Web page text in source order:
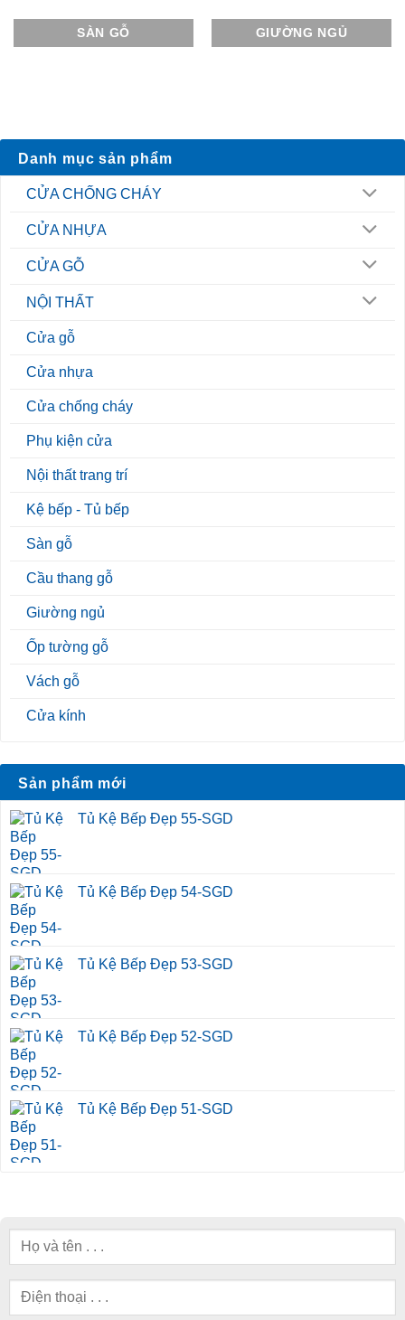
SÀN GỖ GIƯỜNG NGỦ
Danh mục sản phẩm
CỬA CHỐNG CHÁY
CỬA NHỰA
CỬA GỖ
NỘI THẤT
Cửa gỗ
Cửa nhựa
Cửa chống cháy
Phụ kiện cửa
Nội thất trang trí
Kệ bếp - Tủ bếp
Sàn gỗ
Cầu thang gỗ
Giường ngủ
Ốp tường gỗ
Vách gỗ
Cửa kính
Sản phẩm mới
Tủ Kệ Bếp Đẹp 55-SGD
Tủ Kệ Bếp Đẹp 54-SGD
Tủ Kệ Bếp Đẹp 53-SGD
Tủ Kệ Bếp Đẹp 52-SGD
Tủ Kệ Bếp Đẹp 51-SGD